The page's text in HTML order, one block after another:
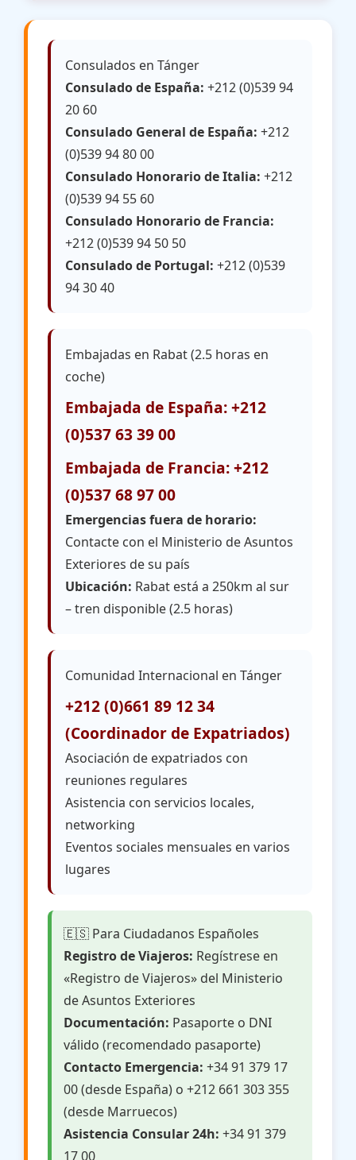
Consulados en Tánger
Consulado de España: +212 (0)539 94
20 60
Consulado General de España: +212
(0)539 94 80 00
Consulado Honorario de Italia: +212
(0)539 94 55 60
Consulado Honorario de Francia:
+212 (0)539 94 50 50
Consulado de Portugal: +212 (0)539
94 30 40
Embajadas en Rabat (2.5 horas en
coche)
Embajada de España: +212
(0)537 63 39 00
Embajada de Francia: +212
(0)537 68 97 00
Emergencias fuera de horario:
Contacte con el Ministerio de Asuntos
Exteriores de su país
Ubicación: Rabat está a 250km al sur
– tren disponible (2.5 horas)
Comunidad Internacional en Tánger
+212 (0)661 89 12 34
(Coordinador de Expatriados)
Asociación de expatriados con
reuniones regulares
Asistencia con servicios locales,
networking
Eventos sociales mensuales en varios
lugares
🇪🇸 Para Ciudadanos Españoles
Registro de Viajeros: Regístrese en
«Registro de Viajeros» del Ministerio
de Asuntos Exteriores
Documentación: Pasaporte o DNI
válido (recomendado pasaporte)
Contacto Emergencia: +34 91 379 17
00 (desde España) o +212 661 303 355
(desde Marruecos)
Asistencia Consular 24h: +34 91 379
17 00